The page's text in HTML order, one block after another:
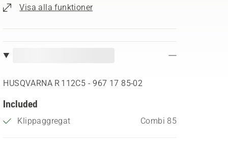
Visa alla funktioner
HUSQVARNA R 112C5 - 967 17 85‑02
Included
Klippaggregat Combi 85